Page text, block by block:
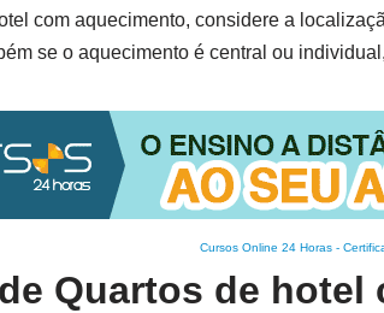
com aquecimento, considere a
se o aquecimento é central ou
Cursos Online 24 Horas-
Quartos de hotel